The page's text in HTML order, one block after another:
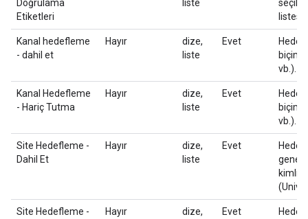
Doğrulama
Etiketleri
liste
Kanal hedefleme
- dahil et
Hayır
dize,
liste
Evet
biçimi
vb.).
Kanal Hedefleme
- Hariç Tutma
Hayır
dize,
liste
Evet
biçimi
vb.).
Site Hedefleme -
Dahil Et
Hayır
dize,
liste
Evet
genel
kimliği
Site Hedefleme -
Hayır
dize,
Evet